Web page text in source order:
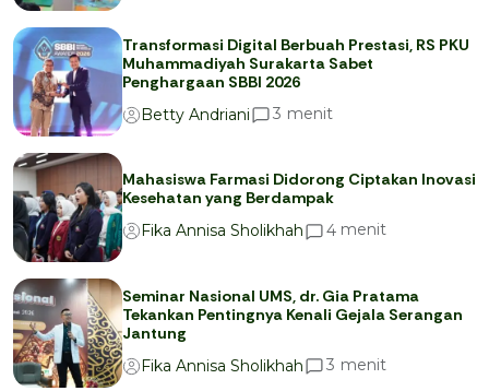
Transformasi Digital Berbuah Prestasi, RS PKU
Muhammadiyah Surakarta Sabet
Penghargaan SBBI 2026
Betty Andriani
3 menit
Mahasiswa Farmasi Didorong Ciptakan Inovasi
Kesehatan yang Berdampak
Fika Annisa Sholikhah
4 menit
Seminar Nasional UMS, dr. Gia Pratama
Tekankan Pentingnya Kenali Gejala Serangan
Jantung
Fika Annisa Sholikhah
3 menit